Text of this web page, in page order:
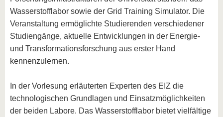
Wasserstofflabor sowie der Grid Training Simulator. Die
Veranstaltung ermöglichte Studierenden verschiedener
Studiengänge, aktuelle Entwicklungen in der Energie-
und Transformationsforschung aus erster Hand
kennenzulernen.
In der Vorlesung erläuterten Experten des EIZ die
technologischen Grundlagen und Einsatzmöglichkeiten
der beiden Labore. Das Wasserstofflabor bietet vielfältige